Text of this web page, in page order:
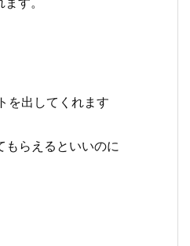
を出してくれます
もらえるといいのに